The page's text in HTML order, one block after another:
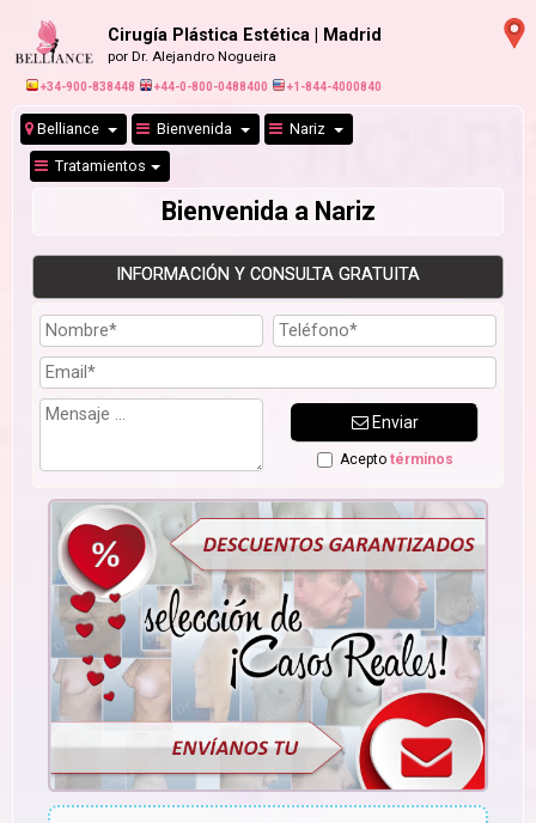
Cirugía Plástica Estética | Madrid
por Dr. Alejandro Nogueira
+34-900-838448 +44-0-800-0488400 +1-844-4000840
Belliance Bienvenida Nariz
Tratamientos
Bienvenida a Nariz
INFORMACIÓN Y CONSULTA GRATUITA
Enviar
Acepto términos